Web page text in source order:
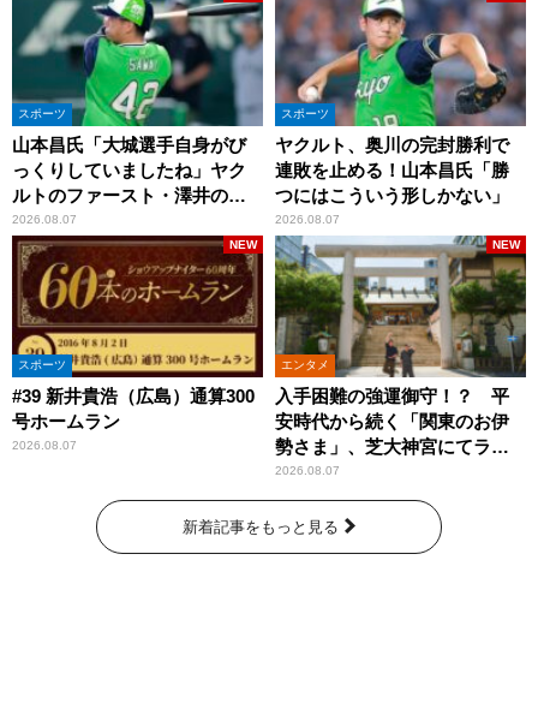
スポーツ
山本昌氏「大城選手自身がび
っくりしていましたね」ヤク
ルトのファースト・澤井の判
断を評価
2026.08.07
スポーツ
ヤクルト、奥川の完封勝利で
連敗を止める！山本昌氏「勝
つにはこういう形しかない」
2026.08.07
スポーツ
#39 新井貴浩（広島）通算300
号ホームラン
2026.08.07
NEW
エンタメ
入手困難の強運御守！？ 平
安時代から続く「関東のお伊
勢さま」、芝大神宮にてラン
パンプスが合格祈願！
2026.08.07
NEW
新着記事をもっと見る